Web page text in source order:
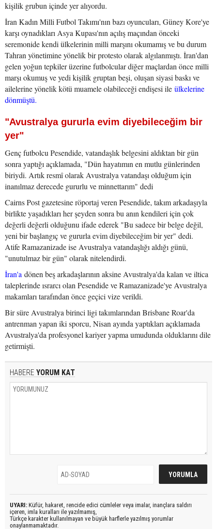
kişilik grubun içinde yer alıyordu.
İran Kadın Milli Futbol Takımı'nın bazı oyuncuları, Güney Kore'ye
karşı oynadıkları Asya Kupası'nın açılış maçından önceki
seremonide kendi ülkelerinin milli marşını okumamış ve bu durum
Tahran yönetimine yönelik bir protesto olarak algılanmıştı. İran'dan
gelen yoğun tepkiler üzerine futbolcular diğer maçlardan önce milli
marşı okumuş ve yedi kişilik gruptan beşi, oluşan siyasi baskı ve
ailelerine yönelik kötü muamele olabileceği endişesi ile ülkelerine
dönmüştü.
"Avustralya gururla evim diyebileceğim bir
yer"
Genç futbolcu Pesendide, vatandaşlık belgesini aldıktan bir gün
sonra yaptığı açıklamada, "Dün hayatımın en mutlu günlerinden
biriydi. Artık resmî olarak Avustralya vatandaşı olduğum için
inanılmaz derecede gururlu ve minnettarım" dedi
Cairns Post gazetesine röportaj veren Pesendide, takım arkadaşıyla
birlikte yaşadıkları her şeyden sonra bu anın kendileri için çok
değerli değerli olduğunu ifade ederek "Bu sadece bir belge değil,
yeni bir başlangıç ve gururla evim diyebileceğim bir yer" dedi.
Atife Ramazanizade ise Avustralya vatandaşlığı aldığı günü,
"unutulmaz bir gün" olarak nitelendirdi.
İran'a dönen beş arkadaşlarının aksine Avustralya'da kalan ve iltica
taleplerinde ısrarcı olan Pesendide ve Ramazanizade'ye Avustralya
makamları tarafından önce geçici vize verildi.
Bir süre Avustralya birinci ligi takımlarından Brisbane Roar'da
antrenman yapan iki sporcu, Nisan ayında yaptıkları açıklamada
Avustralya'da profesyonel kariyer yapma umudunda olduklarını dile
getirmişti.
HABERE YORUM KAT
UYARI: Küfür, hakaret, rencide edici cümleler veya imalar, inançlara saldırı
içeren, imla kuralları ile yazılmamış,
Türkçe karakter kullanılmayan ve büyük harflerle yazılmış yorumlar
onaylanmamaktadır.